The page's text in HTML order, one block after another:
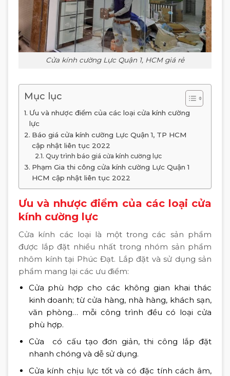
Cửa kính cường Lực Quận 1, HCM giá rẻ
Mục lục
Ưu và nhược điểm của các loại cửa kính cường
lực
Báo giá cửa kính cường Lực Quận 1, TP HCM
cập nhật liên tục 2022
Quy trình báo giá cửa kính cường lực
Phạm Gia thi công cửa kính cường Lực Quận 1
HCM cập nhật liên tục 2022
Ưu và nhược điểm của các loại cửa
kính cường lực
Cửa kính các loại là một trong các sản phẩm
được lắp đặt nhiều nhất trong nhóm sản phẩm
nhôm kính tại Phúc Đạt. Lắp đặt và sử dụng sản
phẩm mang lại các ưu điểm:
Cửa phù hợp cho các không gian khai thác
kinh doanh; từ cửa hàng, nhà hàng, khách sạn,
văn phòng… mỗi công trình đều có loại cửa
phù hợp.
Cửa có cấu tạo đơn giản, thi công lắp đặt
nhanh chóng và dễ sử dụng.
Cửa kính chịu lực tốt và có đặc tính cách âm,